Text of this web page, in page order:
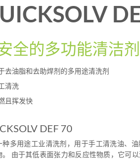
全的多功能清洁剂
去油脂和去助焊剂的多用途清洗剂
清洗
且挥发快
DEF 70
种多用途工业清洗剂，用于手工清洗油、
。 由于其低表面张力和反应性物质，它可以